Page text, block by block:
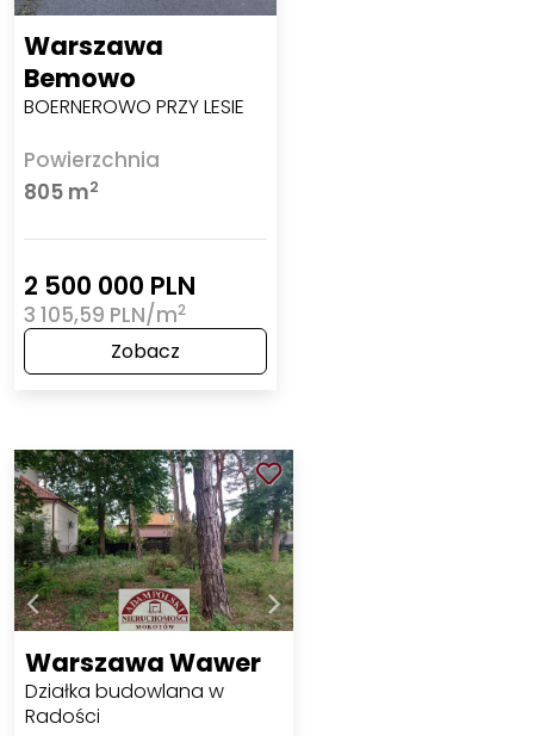
Warszawa
Bemowo
BOERNEROWO PRZY LESIE
Powierzchnia
805 m2
2 500 000 PLN
3 105,59 PLN/m2
Zobacz
Warszawa Wawer
Działka budowlana w
Radości